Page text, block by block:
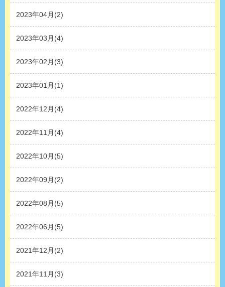
2023年04月(2)
2023年03月(4)
2023年02月(3)
2023年01月(1)
2022年12月(4)
2022年11月(4)
2022年10月(5)
2022年09月(2)
2022年08月(5)
2022年06月(5)
2021年12月(2)
2021年11月(3)